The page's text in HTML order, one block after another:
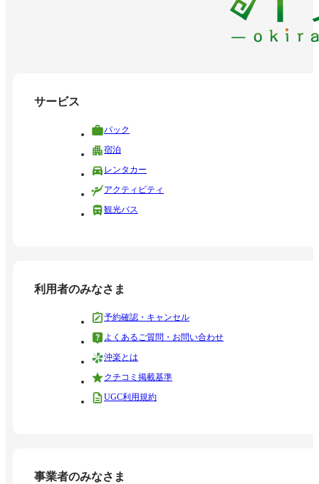
サービス
パック
宿泊
レンタカー
アクティビティ
観光バス
利用者のみなさま
予約確認・キャンセル
よくあるご質問・お問い合わせ
沖楽とは
クチコミ掲載基準
UGC利用規約
事業者のみなさま